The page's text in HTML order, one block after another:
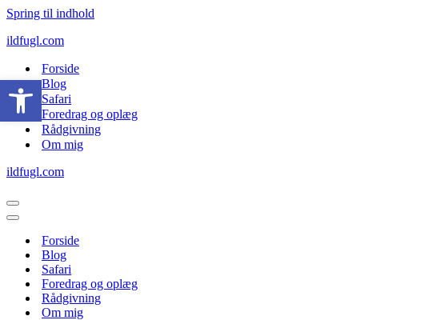
Spring til indhold
ildfugl.com
Forside
Blog
Safari
Foredrag og oplæg
Rådgivning
Om mig
ildfugl.com
Navigation
menu
Navigation
Forside
Blog
Safari
Foredrag og oplæg
Rådgivning
Om mig
Open toolbar